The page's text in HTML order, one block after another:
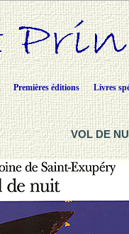
Premières éditions Livres
VOL DE